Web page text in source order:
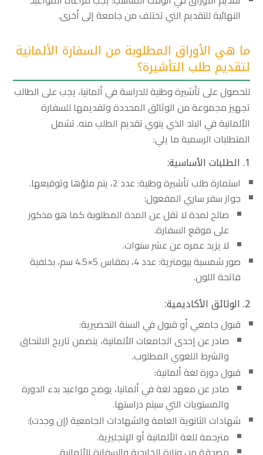
النهائية للتقديم التي تختلف من جامعة إلى أخرى.
ما هي الأوراق المطلوبة من السفارة الألمانية
لتقديم طلب التأشيرة؟
للحصول على تأشيرة وطنية للدراسة في ألمانيا، يجب على الطالب
تجهيز مجموعة من الوثائق المحددة وتقديمها للسفارة
الألمانية في البلد الذي ينوي تقديم الطلب منه. تشمل
المتطلبات الرسمية ما يلي:
1. الطلبات الأساسية:
استمارة طلب تأشيرة وطنية: عدد 2، يتم ملؤها وتوقيعها.
جواز سفر ساري المفعول:
صالح لمدة لا تقل عن المدة المطلوبة كما هو مذكور
على موقع السفارة.
لا يزيد عمره عن عشر سنوات.
صور شمسية بيومترية: عدد 4، بمقاس 5×4.5 سم، بخلفية
فاتحة اللون.
2. الوثائق الأكاديمية:
قبول جامعي أو قبول في السنة التحضيرية:
صادر عن إحدى الجامعات الألمانية، يتضمن تاريخ الالتحاق
والشرط اللغوي المطلوب.
قبول دورة لغة ألمانية:
صادر عن معهد لغة في ألمانيا، يوضح مواعيد بدء الدورة
والمستويات التي سيتم دراستها.
شهادات الثانوية العامة والشهادات الجامعية (إن وجدت):
مترجمة للغة الألمانية أو الإنجليزية.